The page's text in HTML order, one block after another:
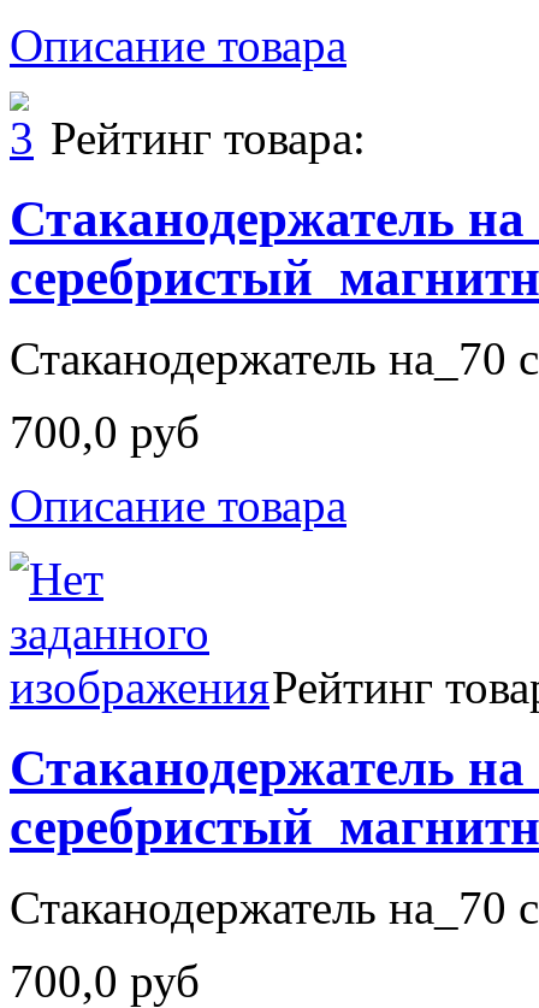
Описание товара
Рейтинг товара:
Стаканодержатель
Стаканодержатель на_70
700,0 руб
Описание товара
Рейтинг
Стаканодержатель
Стаканодержатель на_70
700,0 руб